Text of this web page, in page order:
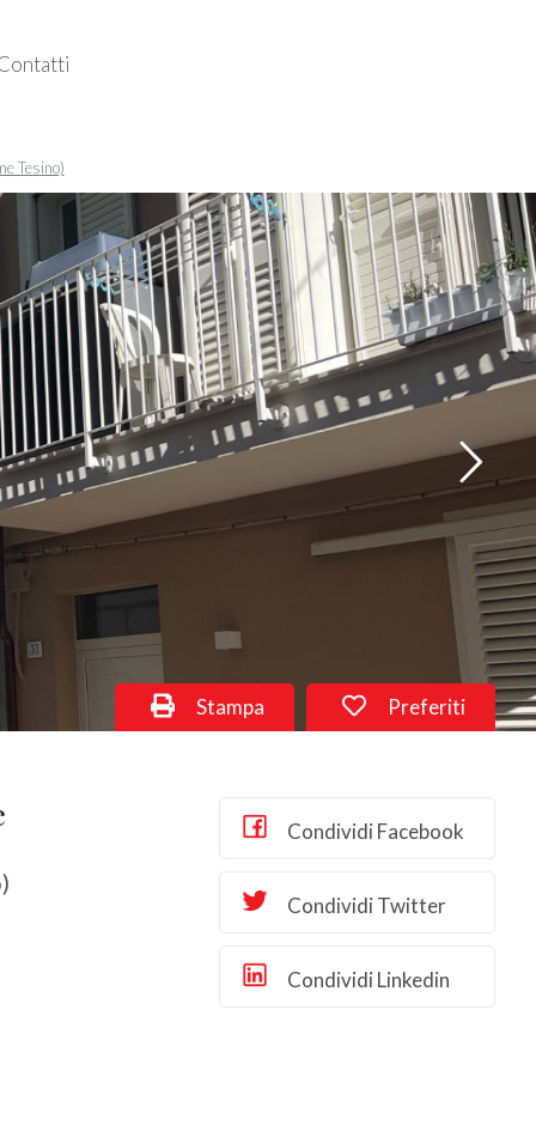
Tesino)
Preferiti
Stampa
Condividi Facebook
Condividi Twitter
Condividi Linkedin